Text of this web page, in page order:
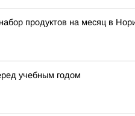
на месяц в
учебным годом